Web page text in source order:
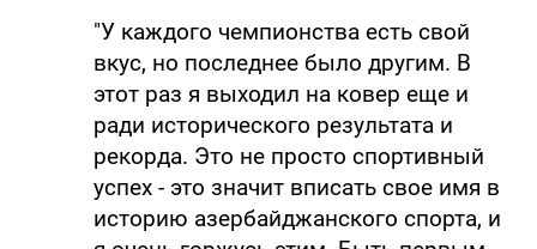
"У каждого чемпионства есть свой
вкус, но последнее было другим. В
этот раз я выходил на ковер еще и
ради исторического результата и
рекорда. Это не просто спортивный
успех - это значит вписать свое имя в
историю азербайджанского спорта, и